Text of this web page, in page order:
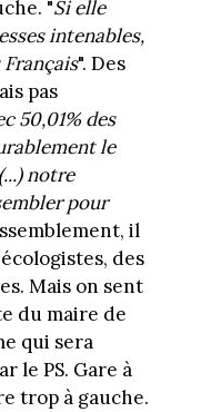
"Si elle
intenables,
". Des
pas
50,01% des
le
notre
pour
il
des
Mais on sent
du maire de
qui sera
le PS. Gare à
trop à gauche.